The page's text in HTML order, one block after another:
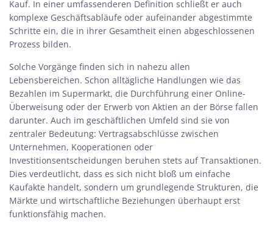
Kauf. In einer umfassenderen Definition schließt er auch
komplexe Geschäftsabläufe oder aufeinander abgestimmte
Schritte ein, die in ihrer Gesamtheit einen abgeschlossenen
Prozess bilden.
Solche Vorgänge finden sich in nahezu allen
Lebensbereichen. Schon alltägliche Handlungen wie das
Bezahlen im Supermarkt, die Durchführung einer Online-
Überweisung oder der Erwerb von Aktien an der Börse fallen
darunter. Auch im geschäftlichen Umfeld sind sie von
zentraler Bedeutung: Vertragsabschlüsse zwischen
Unternehmen, Kooperationen oder
Investitionsentscheidungen beruhen stets auf Transaktionen.
Dies verdeutlicht, dass es sich nicht bloß um einfache
Kaufakte handelt, sondern um grundlegende Strukturen, die
Märkte und wirtschaftliche Beziehungen überhaupt erst
funktionsfähig machen.